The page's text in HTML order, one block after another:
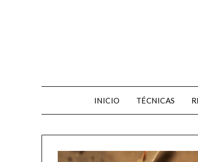
INICIO TÉCNICAS